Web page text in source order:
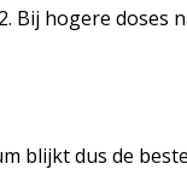
Bij hogere doses
blijkt dus de